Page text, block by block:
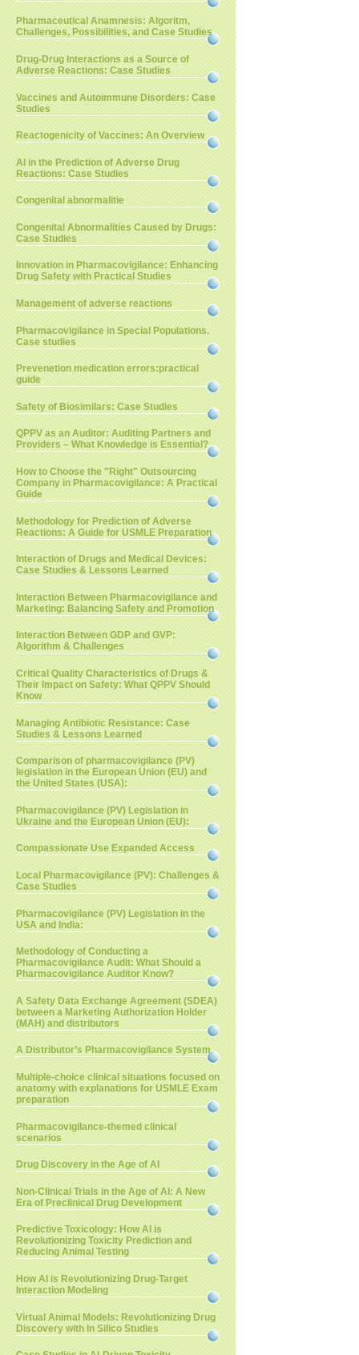
Pharmaceutical Anamnesis: Algoritm,
Challenges, Possibilities, and Case Studies
Drug-Drug Interactions as a Source of
Adverse Reactions: Case Studies
Vaccines and Autoimmune Disorders: Case
Studies
Reactogenicity of Vaccines: An Overview
AI in the Prediction of Adverse Drug
Reactions: Case Studies
Congenital abnormalitie
Congenital Abnormalities Caused by Drugs:
Case Studies
Innovation in Pharmacovigilance: Enhancing
Drug Safety with Practical Studies
Management of adverse reactions
Pharmacovigilance in Special Populations.
Case studies
Prevenetion medication errors:practical
guide
Safety of Biosimilars: Case Studies
QPPV as an Auditor: Auditing Partners and
Providers – What Knowledge is Essential?
How to Choose the "Right" Outsourcing
Company in Pharmacovigilance: A Practical
Guide
Methodology for Prediction of Adverse
Reactions: A Guide for USMLE Preparation
Interaction of Drugs and Medical Devices:
Case Studies & Lessons Learned
Interaction Between Pharmacovigilance and
Marketing: Balancing Safety and Promotion
Interaction Between GDP and GVP:
Algorithm & Challenges
Critical Quality Characteristics of Drugs &
Their Impact on Safety: What QPPV Should
Know
Managing Antibiotic Resistance: Case
Studies & Lessons Learned
Comparison of pharmacovigilance (PV)
legislation in the European Union (EU) and
the United States (USA):
Pharmacovigilance (PV) Legislation in
Ukraine and the European Union (EU):
Compassionate Use Expanded Access
Local Pharmacovigilance (PV): Challenges &
Case Studies
Pharmacovigilance (PV) Legislation in the
USA and India:
Methodology of Conducting a
Pharmacovigilance Audit: What Should a
Pharmacovigilance Auditor Know?
A Safety Data Exchange Agreement (SDEA)
between a Marketing Authorization Holder
(MAH) and distributors
A Distributor’s Pharmacovigilance System
Multiple-choice clinical situations focused on
anatomy with explanations for USMLE Exam
preparation
Pharmacovigilance-themed clinical
scenarios
Drug Discovery in the Age of AI
Non-Clinical Trials in the Age of AI: A New
Era of Preclinical Drug Development
Predictive Toxicology: How AI is
Revolutionizing Toxicity Prediction and
Reducing Animal Testing
How AI is Revolutionizing Drug-Target
Interaction Modeling
Virtual Animal Models: Revolutionizing Drug
Discovery with In Silico Studies